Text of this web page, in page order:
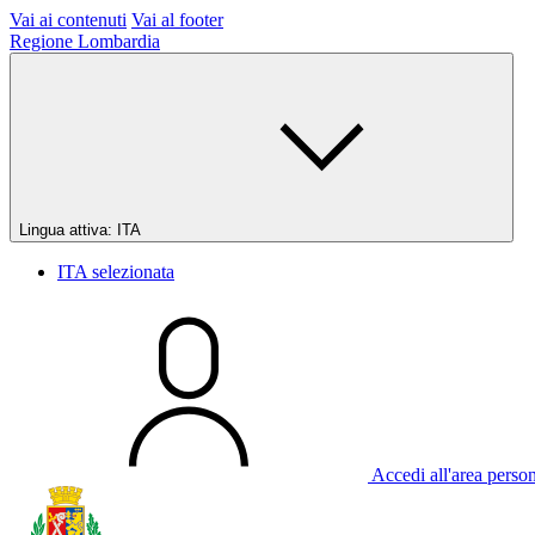
Vai ai contenuti Vai al footer
Regione Lombardia
Lingua attiva: ITA
ITA selezionata
Accedi all'area